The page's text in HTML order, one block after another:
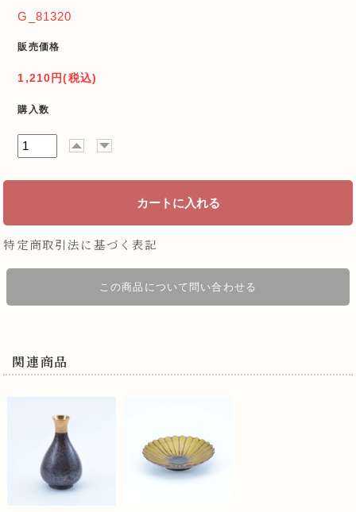
G_81320
販売価格
1,210円(税込)
購入数
特定商取引法に基づく表記
この商品について問い合わせる
関連商品